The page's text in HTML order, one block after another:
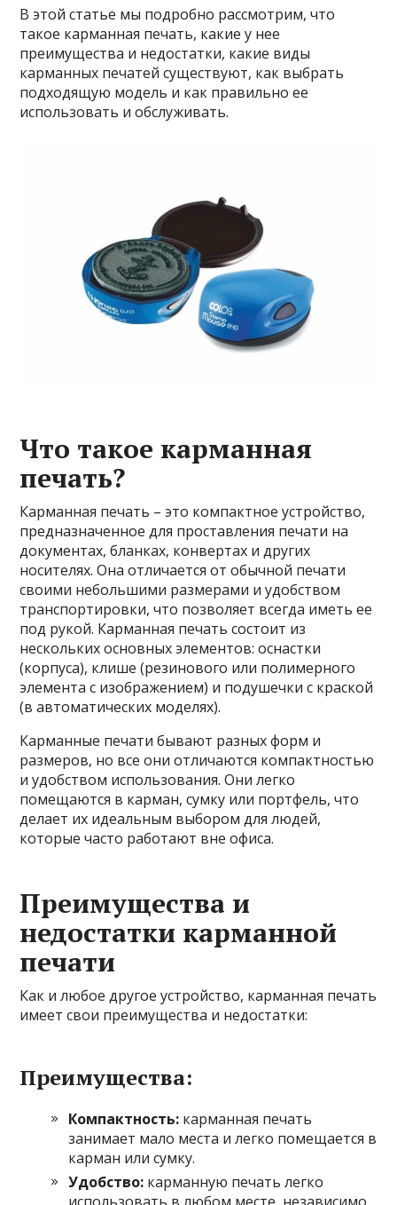
В этой статье мы подробно рассмотрим, что
такое карманная печать, какие у нее
преимущества и недостатки, какие виды
карманных печатей существуют, как выбрать
подходящую модель и как правильно ее
использовать и обслуживать.
Что такое карманная
печать?
Карманная печать – это компактное устройство,
предназначенное для проставления печати на
документах, бланках, конвертах и других
носителях. Она отличается от обычной печати
своими небольшими размерами и удобством
транспортировки, что позволяет всегда иметь ее
под рукой. Карманная печать состоит из
нескольких основных элементов: оснастки
(корпуса), клише (резинового или полимерного
элемента с изображением) и подушечки с краской
(в автоматических моделях).
Карманные печати бывают разных форм и
размеров, но все они отличаются компактностью
и удобством использования. Они легко
помещаются в карман, сумку или портфель, что
делает их идеальным выбором для людей,
которые часто работают вне офиса.
Преимущества и
недостатки карманной
печати
Как и любое другое устройство, карманная печать
имеет свои преимущества и недостатки:
Преимущества:
Компактность: карманная печать
занимает мало места и легко помещается в
карман или сумку.
Удобство: карманную печать легко